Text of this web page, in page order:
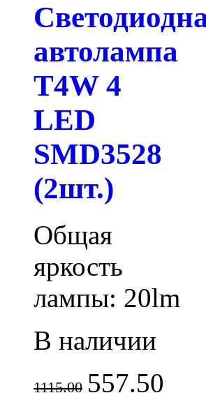
автолампа
T4W 4
LED
SMD3528
(2шт.)
Общая
яркость
лампы: 20lm
В наличии
1115.00 557.50